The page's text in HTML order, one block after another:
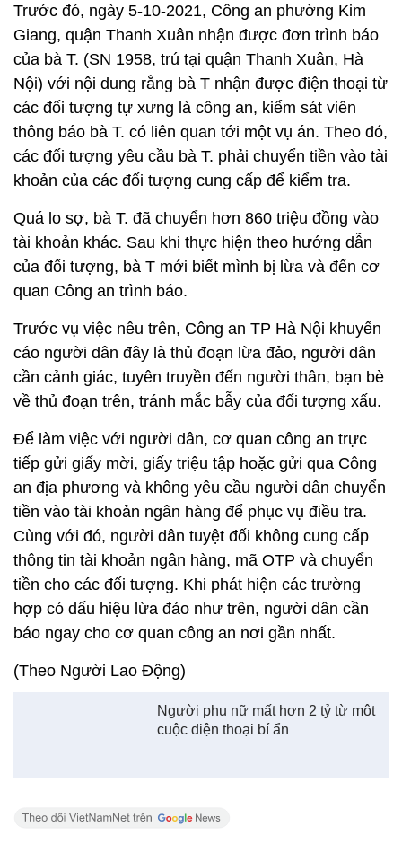
Trước đó, ngày 5-10-2021, Công an phường Kim
Giang, quận Thanh Xuân nhận được đơn trình báo
của bà T. (SN 1958, trú tại quận Thanh Xuân, Hà
Nội) với nội dung rằng bà T nhận được điện thoại từ
các đối tượng tự xưng là công an, kiểm sát viên
thông báo bà T. có liên quan tới một vụ án. Theo đó,
các đối tượng yêu cầu bà T. phải chuyển tiền vào tài
khoản của các đối tượng cung cấp để kiểm tra.
Quá lo sợ, bà T. đã chuyển hơn 860 triệu đồng vào
tài khoản khác. Sau khi thực hiện theo hướng dẫn
của đối tượng, bà T mới biết mình bị lừa và đến cơ
quan Công an trình báo.
Trước vụ việc nêu trên, Công an TP Hà Nội khuyến
cáo người dân đây là thủ đoạn lừa đảo, người dân
cần cảnh giác, tuyên truyền đến người thân, bạn bè
về thủ đoạn trên, tránh mắc bẫy của đối tượng xấu.
Để làm việc với người dân, cơ quan công an trực
tiếp gửi giấy mời, giấy triệu tập hoặc gửi qua Công
an địa phương và không yêu cầu người dân chuyển
tiền vào tài khoản ngân hàng để phục vụ điều tra.
Cùng với đó, người dân tuyệt đối không cung cấp
thông tin tài khoản ngân hàng, mã OTP và chuyển
tiền cho các đối tượng. Khi phát hiện các trường
hợp có dấu hiệu lừa đảo như trên, người dân cần
báo ngay cho cơ quan công an nơi gần nhất.
(Theo Người Lao Động)
Người phụ nữ mất hơn 2 tỷ từ một
cuộc điện thoại bí ẩn